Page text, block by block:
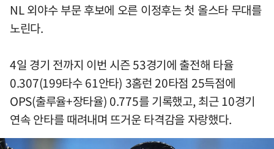
NL 외야수 부문 후보에 오른 이정후는 첫 올스타 무대를
노린다.
4일 경기 전까지 이번 시즌 53경기에 출전해 타율
0.307(199타수 61안타) 3홈런 20타점 25득점에
OPS(출루율+장타율) 0.775를 기록했고, 최근 10경기
연속 안타를 때려내며 뜨거운 타격감을 자랑했다.